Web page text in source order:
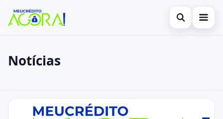
Abrir busca
Finanças
Pressione Enter para buscar ou ESC para fechar.
Notícias
Notícias